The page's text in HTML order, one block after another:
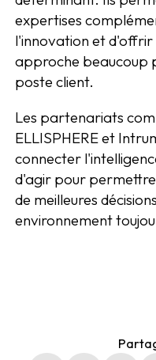
expertises
l'innovation et d'offrir
approche beaucoup
poste client.
Les partenariats
ELLISPHERE et
connecter
d'agir pour
de meilleures
environnement